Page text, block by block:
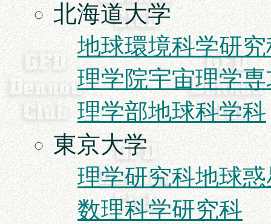
北海道大学
地球環境科学研
理学院宇宙理学
理学部地球科学科
東京大学
理学研究科地球
数理科学研究科